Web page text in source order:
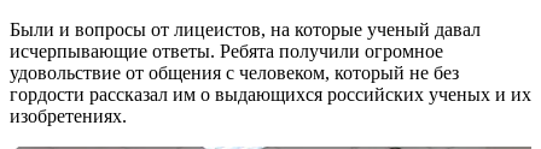
Были и вопросы от лицеистов, на которые ученый давал
исчерпывающие ответы. Ребята получили огромное
удовольствие от общения с человеком, который не без
гордости рассказал им о выдающихся российских ученых и их
изобретениях.